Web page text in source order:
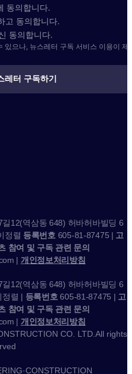
동의합니다.
고 동의합니다.
동의합니다.
있으나, 뉴스레터 구독 서비스 이용이 제
레터 구독하기
12(역삼동 648) 허바허바빌딩 6
정렬 등록번호 605-81-87475 | 고
참여 및 구독 관련 문의
| 개인정보처리방침
12(역삼동 648) 허바허바빌딩 6
정렬 | 등록번호 605-81-87475 | 고
참여 및 구독 관련 문의
| 개인정보처리방침
CO. LTD.All rights